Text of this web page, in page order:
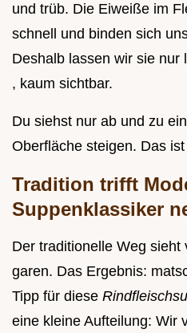
und trüb. Die Eiweiße im
schnell und binden sich
Deshalb lassen wir sie nur
, kaum sichtbar.
Du siehst nur ab und zu
Oberfläche steigen. Das
Tradition trifft
Suppenklassiker
Der traditionelle Weg sieht
garen. Das Ergebnis:
Tipp für diese
eine kleine Aufteilung: Wir